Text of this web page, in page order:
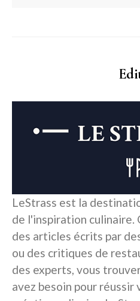
LeStrass est la
de l'inspiration culinaire.
des articles écrits par
ou des critiques de
des experts, vous
avez besoin pour réussir